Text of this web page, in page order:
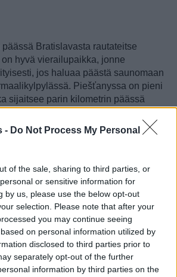
- Do Not Process My Personal
of the sale, sharing to third parties, or
or sensitive information for
by us, please use the below opt-out
selection. Please note that after your
you may continue seeing
on personal information utilized by
disclosed to third parties prior to
separately opt-out of the further
information by third parties on the
Bratislavasta rautateitse
hyvä vierailupaikka, jonne
jos haluaa päästä saunomaan
Piešťanyssa on pieni
sijaitsee parin kilometrin päässä
jolla on nimensä mukaan
kylpylähotelliin, onBalnea
vaihtoehto. Täällä voi vaikka koko
kylvyistä, uima-altaista,
ja lippu kuntosaliin, saunaan ja
on termaalivesi, maksaa 15 euroa.
on, ja monet yöpyvät täällä
sisään tämän rentouttavan paikan